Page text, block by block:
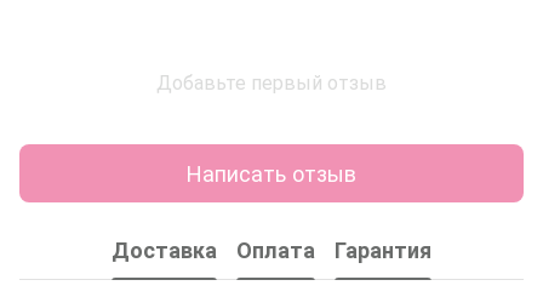
Добавьте первый отзыв
Написать отзыв
Доставка Оплата Гарантия